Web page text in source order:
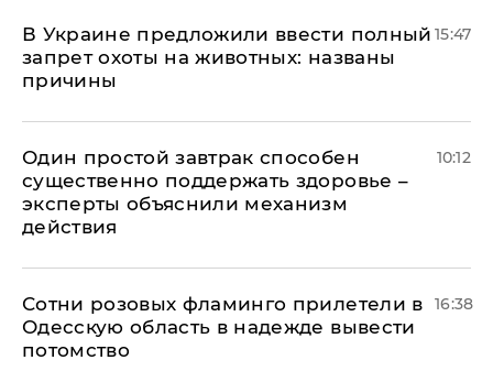
В Украине предложили ввести полный
запрет охоты на животных: названы
причины
15:47
Один простой завтрак способен
существенно поддержать здоровье –
эксперты объяснили механизм
действия
10:12
Сотни розовых фламинго прилетели в
Одесскую область в надежде вывести
потомство
16:38